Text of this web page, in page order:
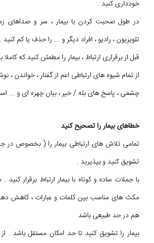
خودداری کنید .
در طول صحبت کردن با بیمار ، سر و صداهای
تلویزیون ، رادیو ، افراد دیگر و ... را حذف یا کم کنید .
قبل از برقراری ارتباط ، بیمار را مطمئن کنید که
از تمام شیوه های ارتباطی اعم از گفتار ، خواندن ،
چشمی ، پاسخ های بله / خیر ، بیان چهره ای و ...
خطاهای بیمار را تصحیح کنید
تمامی تلاش های ارتباطی بیمار را ( بخصوص
تشویق کنید و بپذیرید .
با جملات ساده و کوتاه با بیمار ارتباط برقرار کنید
مکث های مناسب بین کلمات و عبارات ، کاهش
هم در حد طبیعی باشد
بیمار را تشویق کنید تا حد امکان مستقل باشد